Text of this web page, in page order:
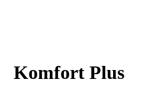
Komfort Plus